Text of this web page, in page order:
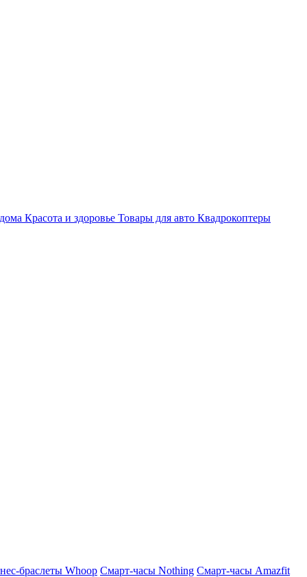
Красота и здоровье Товары для авто Квадрокоптеры
браслеты Whoop Смарт-часы Nothing Смарт-часы Amazfit